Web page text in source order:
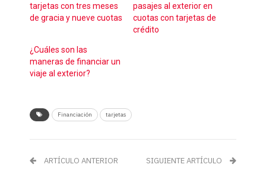
tarjetas con tres meses
de gracia y nueve cuotas
pasajes al exterior en
cuotas con tarjetas de
crédito
¿Cuáles son las
maneras de financiar un
viaje al exterior?
Financiación tarjetas
ARTÍCULO ANTERIOR SIGUIENTE ARTÍCULO